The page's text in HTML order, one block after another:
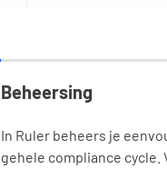
Beheersing
In Ruler beheers je
gehele compliance cycle.